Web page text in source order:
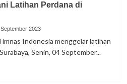
Latihan Perdana di
2023
Indonesia menggelar latihan
Senin, 04 September...